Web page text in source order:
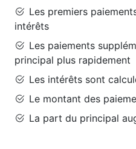
Les premiers
intérêts
Les paiements
principal plus rapidement
Les intérêts sont
Le montant des
La part du principal